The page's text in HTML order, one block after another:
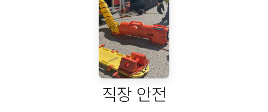
직장 안전